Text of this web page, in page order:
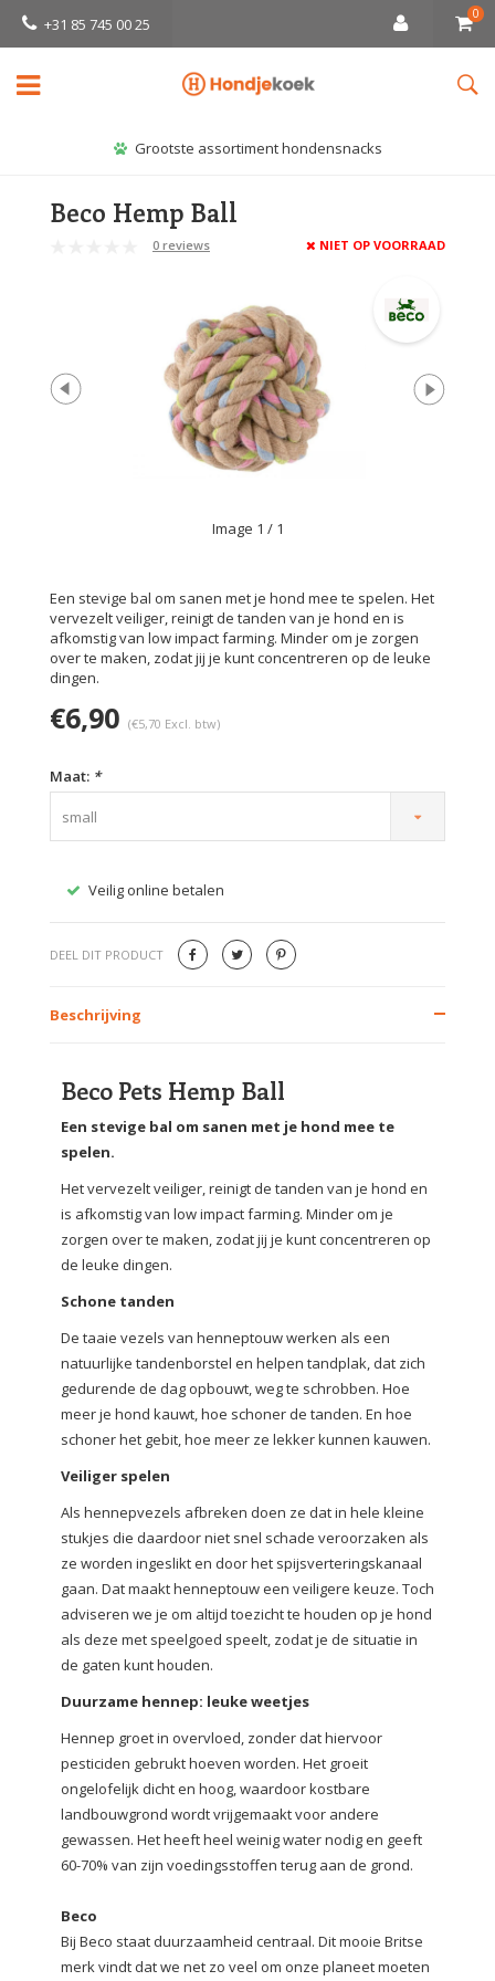
+31 85 745 00 25
0
Grootste assortiment hondensnacks
Beco Hemp Ball
0 reviews NIET OP VOORRAAD
Image 1 / 1
Een stevige bal om sanen met je hond mee te spelen. Het
vervezelt veiliger, reinigt de tanden van je hond en is
afkomstig van low impact farming. Minder om je zorgen
over te maken, zodat jij je kunt concentreren op de leuke
dingen.
€6,90 (€5,70 Excl. btw)
Maat: *
small
Veilig online betalen
DEEL DIT PRODUCT
Beschrijving
Beco Pets Hemp Ball
Een stevige bal om sanen met je hond mee te
spelen.
Het vervezelt veiliger, reinigt de tanden van je hond en
is afkomstig van low impact farming. Minder om je
zorgen over te maken, zodat jij je kunt concentreren op
de leuke dingen.
Schone tanden
De taaie vezels van henneptouw werken als een
natuurlijke tandenborstel en helpen tandplak, dat zich
gedurende de dag opbouwt, weg te schrobben. Hoe
meer je hond kauwt, hoe schoner de tanden. En hoe
schoner het gebit, hoe meer ze lekker kunnen kauwen.
Veiliger spelen
Als hennepvezels afbreken doen ze dat in hele kleine
stukjes die daardoor niet snel schade veroorzaken als
ze worden ingeslikt en door het spijsverteringskanaal
gaan. Dat maakt henneptouw een veiligere keuze. Toch
adviseren we je om altijd toezicht te houden op je hond
als deze met speelgoed speelt, zodat je de situatie in
de gaten kunt houden.
Duurzame hennep: leuke weetjes
Hennep groet in overvloed, zonder dat hiervoor
pesticiden gebrukt hoeven worden. Het groeit
ongelofelijk dicht en hoog, waardoor kostbare
landbouwgrond wordt vrijgemaakt voor andere
gewassen. Het heeft heel weinig water nodig en geeft
60-70% van zijn voedingsstoffen terug aan de grond.
Beco
Bij Beco staat duurzaamheid centraal. Dit mooie Britse
merk vindt dat we net zo veel om onze planeet moeten